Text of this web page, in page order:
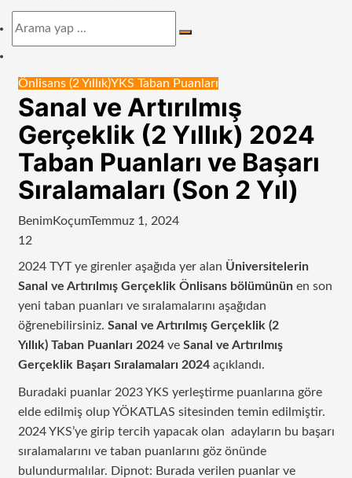
Arama
görünümü
Önlisans (2 Yıllık)YKS Taban Puanları
Sanal ve Artırılmış
Gerçeklik (2 Yıllık) 2024
Taban Puanları ve Başarı
Sıralamaları (Son 2 Yıl)
BenimKoçumTemmuz 1, 2024
12
2024 TYT ye girenler aşağıda yer alan Üniversitelerin
Sanal ve Artırılmış Gerçeklik Önlisans bölümününen son
yeni taban puanları ve sıralamalarını aşağıdan
öğrenebilirsiniz. Sanal ve Artırılmış Gerçeklik (2
Yıllık) Taban Puanları 2024 ve Sanal ve Artırılmış
Gerçeklik Başarı Sıralamaları 2024 açıklandı.
Buradaki puanlar 2023 YKS yerleştirme puanlarına göre
elde edilmiş olup YÖKATLAS sitesinden temin edilmiştir.
2024 YKS’ye girip tercih yapacak olan adayların bu başarı
sıralamalarını ve taban puanlarını göz önünde
bulundurmalılar. Dipnot: Burada verilen puanlar ve